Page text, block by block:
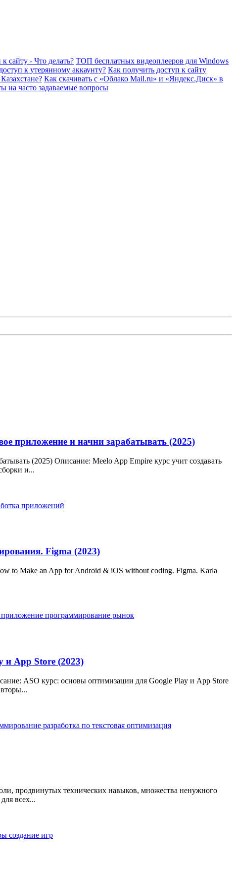
сайту - Что делать? ТОП бесплатных видеоплееров для Windows
к утерянному аккаунту? Как получить доступ к сайту
Как скачивать с «Облако Mail.ru» и «Яндекс.Диск» в
на часто задаваемые вопросы
приложение и начни зарабатывать (2025)
(2025) Описание: Meelo App Empire курс учит создавать
и...
приложений
Figma (2023)
to Make an App for Android & iOS without coding. Figma. Karla
приложение программирование рынок
и App Store (2023)
ASO курс: основы оптимизации для Google Play и App Store
разработка по текстовая оптимизация
продвинутых технических навыков, множества ненужного
всех...
создание игр